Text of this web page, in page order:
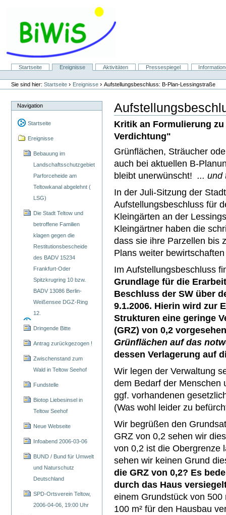
Navigation
SektionenStartseite Ereignisse Aktivitäten Pressespiegel
Benutzerspezifische
Werkzeuge
Sie sind hier: Startseite › Ereignisse ›Aufstellungsbeschluss: B-Plan-Lessingstraße
Navigation
Startseite
Ereignisse
Bebauung im
Landschaftsschutzgebiet
Parforceheide am
Teltowkanal abgelehnt (
LSG)
Die Stadt Teltow und
betroffene Familien
klagen gegen die
Restitutionsbescheide
des BADV 15234
Frankfurt-Oder
Spitzkrugring 10 bzw.
BADV 13086 Berlin-
Weißensee DGZ-Ring
12.
Dringende Bitte
Antrag zurückgezogen !
Zwischenstand zum
Wald in Teltow Seehof
Fundstelle
Biotop Liebesinsel in
Teltow Seehof
Neue Webseite
Infoabend 2006-03-06
BUND / Bund für Umwelt
und Naturschutz
Deutschland
SPD-Ortsverein Teltow,
2006-04-06, 19:00 Uhr
Kritik an Formulierung
Verdichtung"
Grünflächen, Sträucher
auch bei aktuellen B-
bleibt unerwünscht!... und
In der Juli-Sitzung der
Aufstellungsbeschluss für
Kleingärten an der
Kleingärtner haben die
dass sie ihre Parzellen bis
Plans weiter
Im Aufstellungsbeschluss
Grundlage für die
Beschluss der SW über
9.1.2006. Hierin wird zur
Strukturen eine geringe
(GRZ) von 0,2
Grünflächen auf das
dessen Verlagerung auf
Wir legen der Verwaltung
dem Bedarf der Menschen
ggf. vorhandenen
(Was wohl leider zu
Wir begrüßen den
GRZ von 0,2 sehen wir
von 0,2 ist die Obergrenze
sehen wir keinen Grund
die GRZ von 0,2? Es
durch das Haus
einem Grundstück von
100 m² für den Hausbau